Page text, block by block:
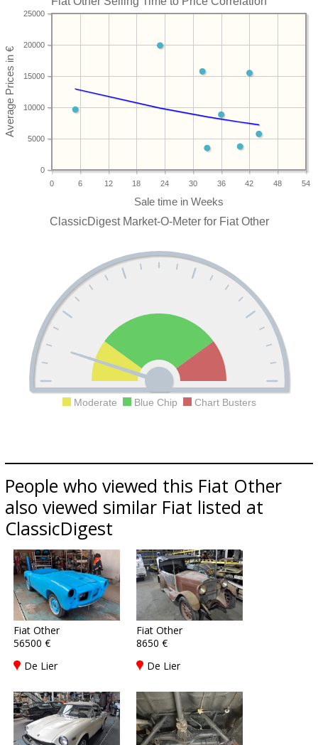
0 6 12 18 24 30 36 42 48 54
0
5000
10000
15000
20000
25000
ClassicDigest Market-O-Meter for Fiat Other
Moderate Blue Chip Chart Busters
People who viewed this Fiat Other
also viewed similar Fiat listed at
ClassicDigest
Fiat Other
56500 €
De Lier
Fiat Other
8650 €
De Lier